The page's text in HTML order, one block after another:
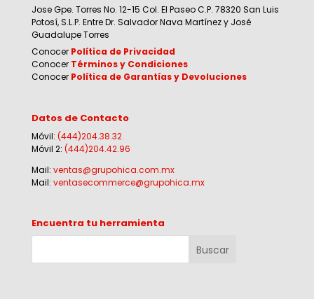
Jose Gpe. Torres No. 12-15 Col. El Paseo C.P. 78320 San Luis
Potosí, S.L.P. Entre Dr. Salvador Nava Martínez y José
Guadalupe Torres
Conocer Política de Privacidad
Conocer Términos y Condiciones
Conocer Política de Garantías y Devoluciones
Datos de Contacto
Móvil: (444)204.38.32
Móvil 2: (444)204.42.96
Mail: ventas@grupohica.com.mx
Mail: ventasecommerce@grupohica.mx
Encuentra tu herramienta